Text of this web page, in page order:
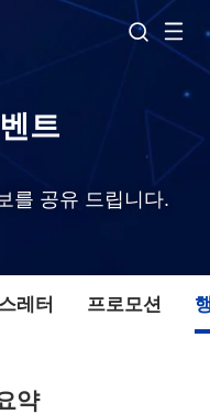
트
를 공유 드립니다.
레터 프로모션
약